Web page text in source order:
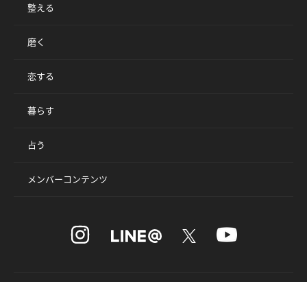
整える
磨く
恋する
暮らす
占う
メンバーコンテンツ